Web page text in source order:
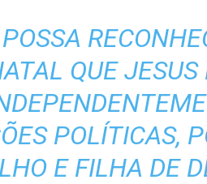
QUE JESUS
POLÍTICAS,
E FILHA DE